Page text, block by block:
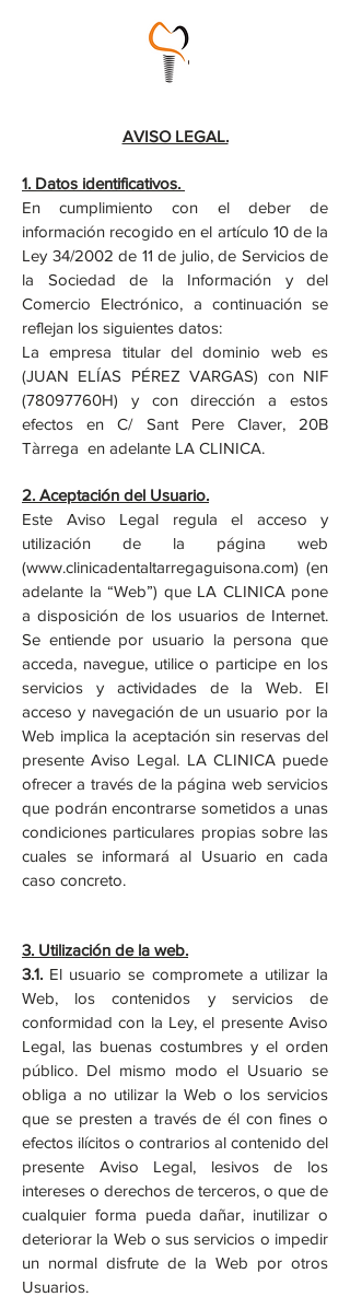
AVISO LEGAL.
1. Datos identificativos.
En cumplimiento con el deber de
información recogido en el artículo 10 de la
Ley 34/2002 de 11 de julio, de Servicios de
la Sociedad de la Información y del
Comercio Electrónico, a continuación se
reflejan los siguientes datos:
La empresa titular del dominio web es
(JUAN ELÍAS PÉREZ VARGAS) con NIF
(78097760H) y con dirección a estos
efectos en C/ Sant Pere Claver, 20B
Tàrrega en adelante LA CLINICA.
2. Aceptación del Usuario.
Este Aviso Legal regula el acceso y
utilización de la página web
(www.clinicadentaltarregaguisona.com) (en
adelante la “Web”) que LA CLINICA pone
a disposición de los usuarios de Internet.
Se entiende por usuario la persona que
acceda, navegue, utilice o participe en los
servicios y actividades de la Web. El
acceso y navegación de un usuario por la
Web implica la aceptación sin reservas del
presente Aviso Legal. LA CLINICA puede
ofrecer a través de la página web servicios
que podrán encontrarse sometidos a unas
condiciones particulares propias sobre las
cuales se informará al Usuario en cada
caso concreto.
3. Utilización de la web.
3.1. El usuario se compromete a utilizar la
Web, los contenidos y servicios de
conformidad con la Ley, el presente Aviso
Legal, las buenas costumbres y el orden
público. Del mismo modo el Usuario se
obliga a no utilizar la Web o los servicios
que se presten a través de él con fines o
efectos ilícitos o contrarios al contenido del
presente Aviso Legal, lesivos de los
intereses o derechos de terceros, o que de
cualquier forma pueda dañar, inutilizar o
deteriorar la Web o sus servicios o impedir
un normal disfrute de la Web por otros
Usuarios.